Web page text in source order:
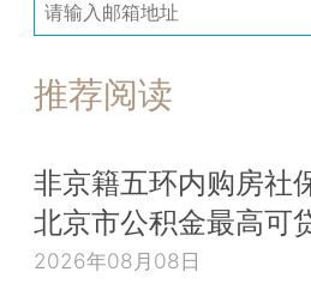
推荐阅读
非京籍五环内购房社
北京市公积金最高可
2026年08月08日